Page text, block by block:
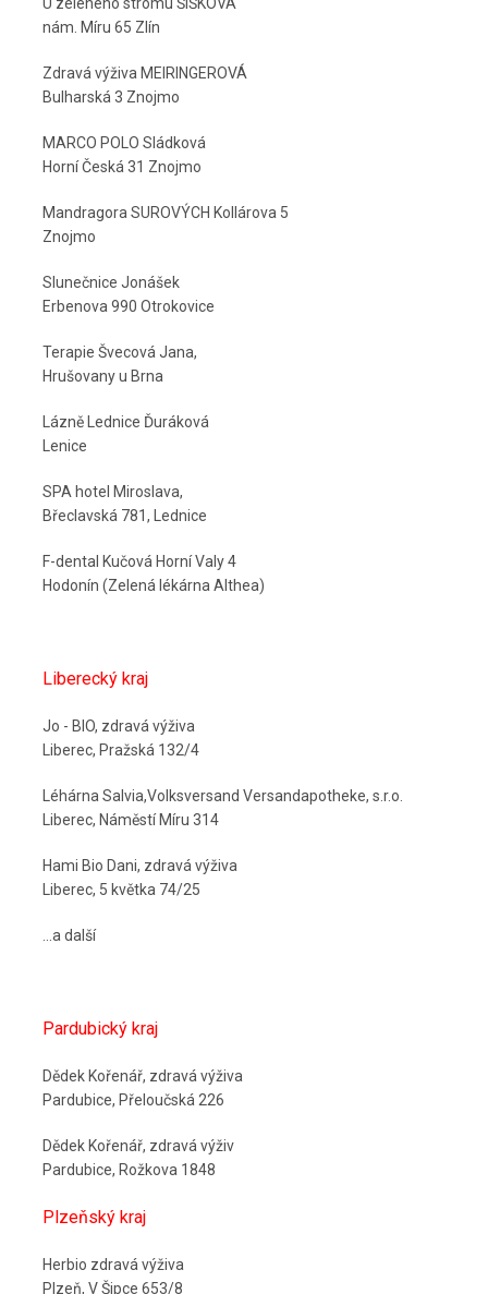
nám. Míru 65 Zlín
Zdravá výživa MEIRINGEROVÁ
Bulharská 3 Znojmo
MARCO POLO Sládková
Horní Česká 31 Znojmo
Mandragora SUROVÝCH Kollárova 5
Znojmo
Slunečnice Jonášek
Erbenova 990 Otrokovice
Terapie Švecová Jana,
Hrušovany u Brna
Lázně Lednice Ďuráková
Lenice
SPA hotel Miroslava,
Břeclavská 781, Lednice
F-dental Kučová Horní Valy 4
Hodonín (Zelená lékárna Althea)
Liberecký kraj
Jo - BIO, zdravá výživa
Liberec, Pražská 132/4
Léhárna Salvia,Volksversand Versandapotheke, s.r.o.
Liberec, Náměstí Míru 314
Hami Bio Dani, zdravá výživa
Liberec, 5 květka 74/25
...a další
Pardubický kraj
Dědek Kořenář, zdravá výživa
Pardubice, Přeloučská 226
Dědek Kořenář, zdravá výživ
Pardubice, Rožkova 1848
Plzeňský kraj
Herbio zdravá výživa
Plzeň, V Šipce 653/8